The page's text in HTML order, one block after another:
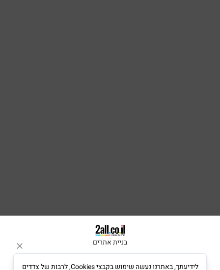
בניית אתרים
לידיעתך, באתרנו נעשה שימוש בקבצי Cookies, לרבות של צדדים